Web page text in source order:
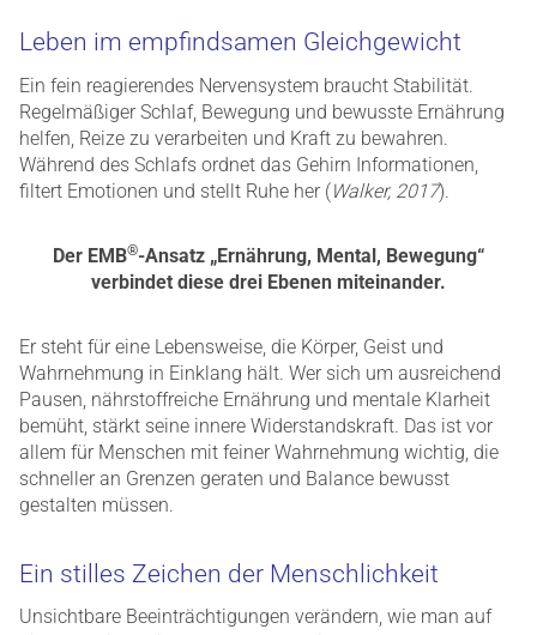
Leben im empfindsamen Gleichgewicht
Ein fein reagierendes Nervensystem braucht Stabilität.
Regelmäßiger Schlaf, Bewegung und bewusste Ernährung
helfen, Reize zu verarbeiten und Kraft zu bewahren.
Während des Schlafs ordnet das Gehirn Informationen,
filtert Emotionen und stellt Ruhe her (Walker, 2017).
Der EMB®-Ansatz „Ernährung, Mental, Bewegung“
verbindet diese drei Ebenen miteinander.
Er steht für eine Lebensweise, die Körper, Geist und
Wahrnehmung in Einklang hält. Wer sich um ausreichend
Pausen, nährstoffreiche Ernährung und mentale Klarheit
bemüht, stärkt seine innere Widerstandskraft. Das ist vor
allem für Menschen mit feiner Wahrnehmung wichtig, die
schneller an Grenzen geraten und Balance bewusst
gestalten müssen.
Ein stilles Zeichen der Menschlichkeit
Unsichtbare Beeinträchtigungen verändern, wie man auf